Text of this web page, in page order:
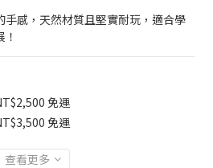
感，天然材質且堅實耐玩，適合學
免運
免運
查看更多